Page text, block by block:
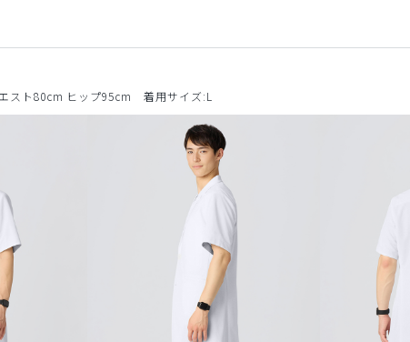
スト80cm ヒップ95cm 着用サイズ:L